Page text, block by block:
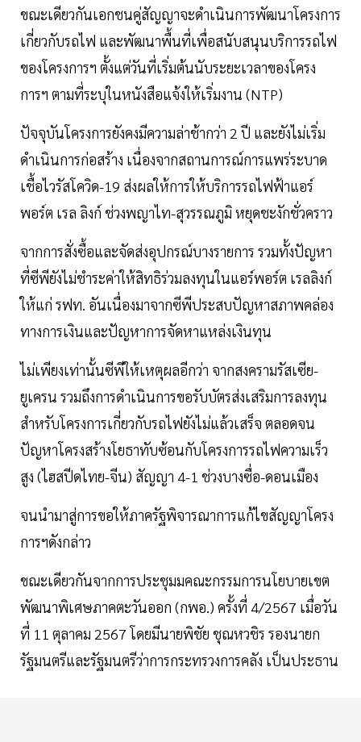
ขณะเดียวกันเอกชนคู่สัญญาจะดำเนินการพัฒนาโครงการ
เกี่ยวกับรถไฟ และพัฒนาพื้นที่เพื่อสนับสนุนบริการรถไฟ
ของโครงการฯ ตั้งแต่วันที่เริ่มต้นนับระยะเวลาของโครง
การฯ ตามที่ระบุในหนังสือแจ้งให้เริ่มงาน (NTP)
ปัจจุบันโครงการยังคงมีความล่าช้ากว่า 2 ปี และยังไม่เริ่ม
ดำเนินการก่อสร้าง เนื่องจากสถานการณ์การแพร่ระบาด
เชื้อไวรัสโควิด-19 ส่งผลให้การให้บริการรถไฟฟ้าแอร์
พอร์ต เรล ลิงก์ ช่วงพญาไท-สุวรรณภูมิ หยุดชะงักชั่วคราว
จากการสั่งซื้อและจัดส่งอุปกรณ์บางรายการ รวมทั้งปัญหา
ที่ซีพียังไม่ชำระค่าให้สิทธิร่วมลงทุนในแอร์พอร์ต เรลลิงก์
ให้แก่ รฟท. อันเนื่องมาจากซีพีประสบปัญหาสภาพคล่อง
ทางการเงินและปัญหาการจัดหาแหล่งเงินทุน
ไม่เพียงเท่านั้นซีพีให้เหตุผลอีกว่า จากสงครามรัสเซีย-
ยูเครน รวมถึงการดำเนินการขอรับบัตรส่งเสริมการลงทุน
สำหรับโครงการเกี่ยวกับรถไฟยังไม่แล้วเสร็จ ตลอดจน
ปัญหาโครงสร้างโยธาทับซ้อนกับโครงการรถไฟความเร็ว
สูง (ไฮสปีดไทย-จีน) สัญญา 4-1 ช่วงบางซื่อ-ดอนเมือง
จนนำมาสู่การขอให้ภาครัฐพิจารณาการแก้ไขสัญญาโครง
การฯดังกล่าว
ขณะเดียวกันจากการประชุมมคณะกรรมการนโยบายเขต
พัฒนาพิเศษภาคตะวันออก (กพอ.) ครั้งที่ 4/2567 เมื่อวัน
ที่ 11 ตุลาคม 2567 โดยมีนายพิชัย ชุณหวชิร รองนายก
รัฐมนตรีและรัฐมนตรีว่าการกระทรวงการคลัง เป็นประธาน